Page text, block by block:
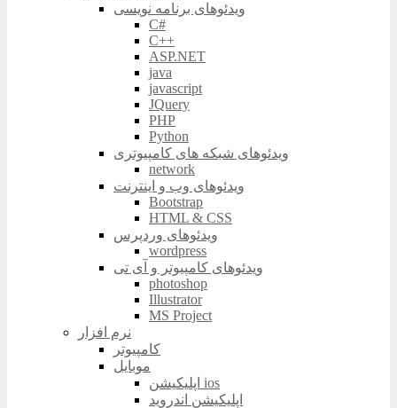
ویدئوهای برنامه نویسی
C#
C++
ASP.NET
java
javascript
JQuery
PHP
Python
ویدئوهای شبکه های کامپیوتری
network
ویدئوهای وب و اینترنت
Bootstrap
HTML & CSS
ویدئوهای وردپرس
wordpress
ویدئوهای کامپیوتر و آی تی
photoshop
Illustrator
MS Project
نرم افزار
کامپیوتر
موبایل
اپلیکیشن ios
اپلیکیشن اندروید